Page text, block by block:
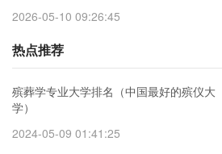
2026-05-10 09:26:45
热点推荐
殡葬学专业大学排名（中国最好的殡仪大
学）
2024-05-09 01:41:25